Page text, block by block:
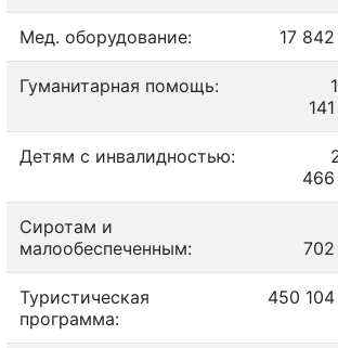
Мед. оборудование: 17 842
Гуманитарная помощь:
Детям с инвалидностью:
466
Сиротам и
малообеспеченным:
702
Туристическая
программа:
450 104